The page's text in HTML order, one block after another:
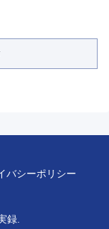
バシーポリシー
録.